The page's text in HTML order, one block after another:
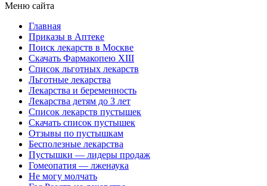
Меню сайта
Главная
Приказы в Аптеке
Поиск лекарств в Москве
Скачать Фармакопею XIII
Список льготных лекарств
Льготные лекарства
Лекарства и беременность
Лекарства детям до 3 лет
Список лекарств пустышек
Скачать список пустышек
Отзывы по пустышкам
Бесполезные лекарства
Пустышки — лидеры продаж
Гомеопатия — лженаука
Не могу молчать